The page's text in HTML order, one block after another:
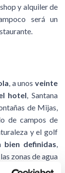
y alquiler de
será un
, a unosveinte
hotel, Santana
de Mijas,
de campos de
y el golf
bien definidas,
zonas de agua
Técnicamente